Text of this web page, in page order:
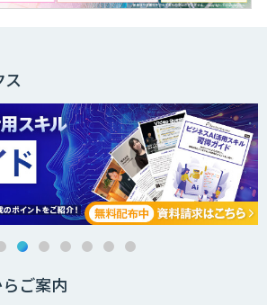
ローカルLLM×RAG「Cosnex」
DXセカンドオピニオン
生成AI活用コンサルティング
ス
ご案内